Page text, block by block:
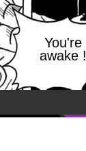
You're
awake !